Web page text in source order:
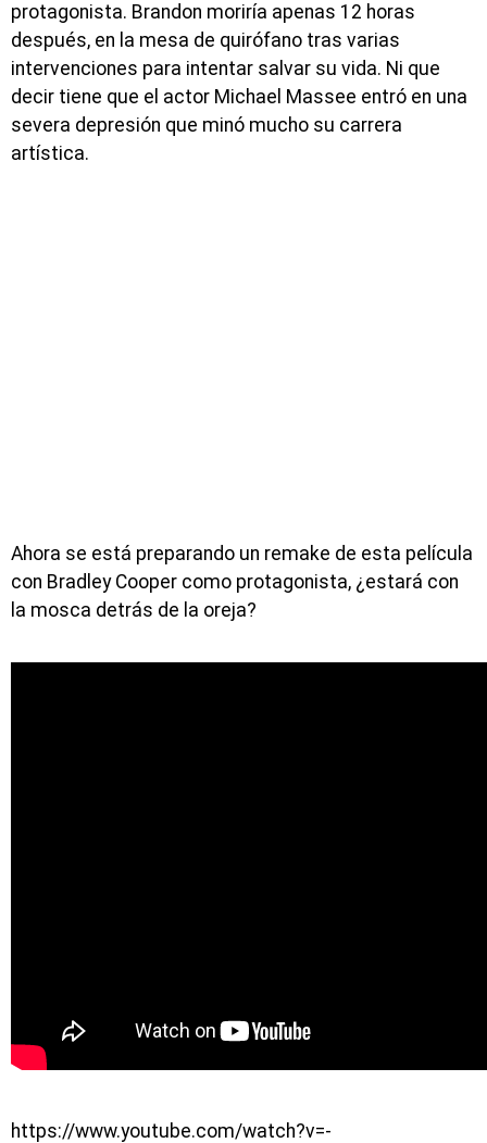
protagonista. Brandon moriría apenas 12 horas
después, en la mesa de quirófano tras varias
intervenciones para intentar salvar su vida. Ni que
decir tiene que el actor Michael Massee entró en una
severa depresión que minó mucho su carrera
artística.
Ahora se está preparando un remake de esta película
con Bradley Cooper como protagonista, ¿estará con
la mosca detrás de la oreja?
https://www.youtube.com/watch?v=-